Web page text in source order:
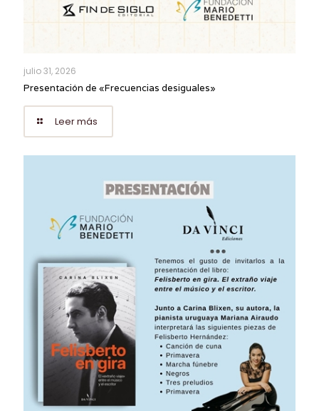
julio 31, 2026
Presentación de «Frecuencias desiguales»
Leer más